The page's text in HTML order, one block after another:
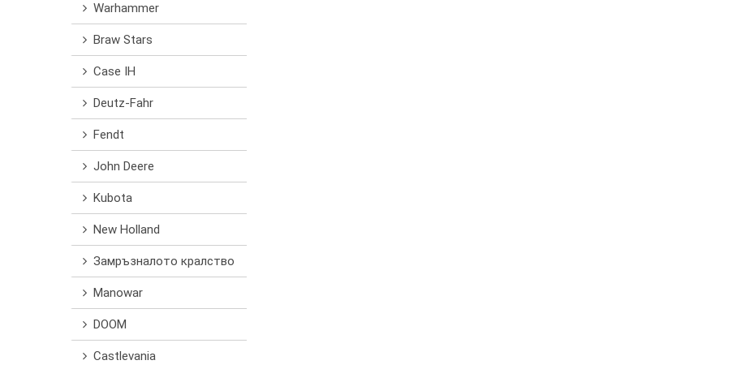
Warhammer
Braw Stars
Case IH
Deutz-Fahr
Fendt
John Deere
Kubota
New Holland
Замръзналото кралство
Manowar
DOOM
Castlevania